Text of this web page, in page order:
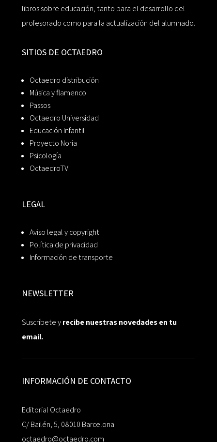
libros sobre educación, tanto para el desarrollo del
profesorado como para la actualización del alumnado.
SITIOS DE OCTAEDRO
Octaedro distribución
Música y flamenco
Passos
Octaedro Universidad
Educación Infantil
Proyecto Noria
Psicología
OctaedroTV
LEGAL
Aviso legal y copyright
Política de privacidad
Información de transporte
NEWSLETTER
Suscríbete yrecibe nuestras novedades en tu
email.
INFORMACIÓN DE CONTACTO
Editorial Octaedro
C/ Bailén, 5, 08010 Barcelona
octaedro@octaedro.com